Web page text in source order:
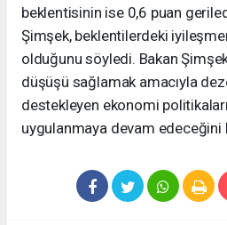
beklentisinin ise 0,6 puan
Şimşek, beklentilerdeki
olduğunu söyledi. Bakan
düşüşü sağlamak amacıyla
destekleyen ekonomi
uygulanmaya devam edeceğini